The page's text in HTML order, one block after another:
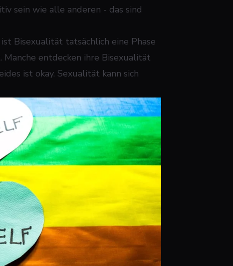
sein wie alle anderen - das sind
Bisexualität tatsächlich eine Phase
Manche entdecken ihre Bisexualität
ist okay. Sexualität kann sich